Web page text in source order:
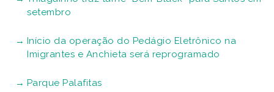
setembro
Início da operação do Pedágio Eletrônico na
Imigrantes e Anchieta será reprogramado
Parque Palafitas